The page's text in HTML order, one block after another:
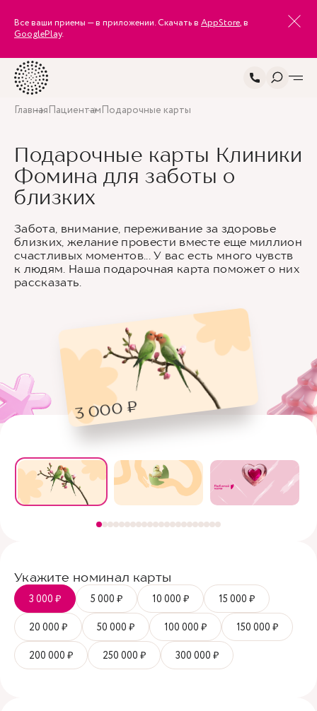
Все ваши приемы — в приложении. Скачать в AppStore, в
GooglePlay.
ГлавнаяПациентамПодарочные карты
Подарочные карты Клиники
Фомина для заботы о
близких
Забота, внимание, переживание за здоровье
близких, желание провести вместе еще миллион
счастливых моментов... У вас есть много чувств
к людям. Наша подарочная карта поможет о них
рассказать.
3 000 ₽
Укажите номинал карты
3 000 ₽ 5 000 ₽ 10 000 ₽
15 000 ₽
20 000 ₽
50 000 ₽ 100 000 ₽
150 000 ₽
200 000 ₽
250 000 ₽ 300 000 ₽